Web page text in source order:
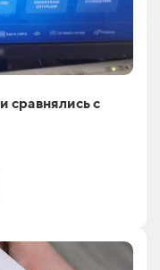
сравнялись с